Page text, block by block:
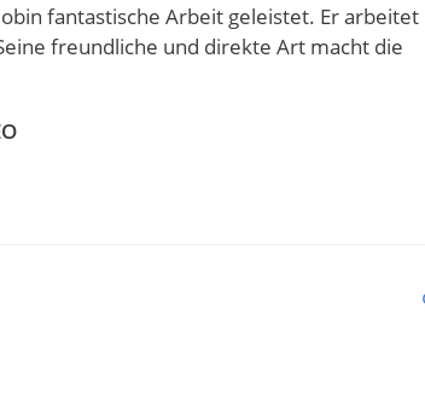
fantastische Arbeit geleistet. Er arbeitet
freundliche und direkte Art macht die